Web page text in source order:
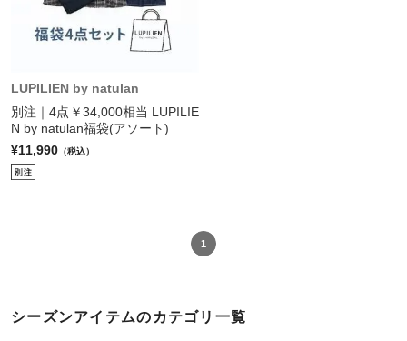
LUPILIEN by natulan
別注｜4点￥34,000相当 LUPILIE
N by natulan福袋(アソート)
¥11,990 （税込）
1
シーズンアイテムのカテゴリ一覧